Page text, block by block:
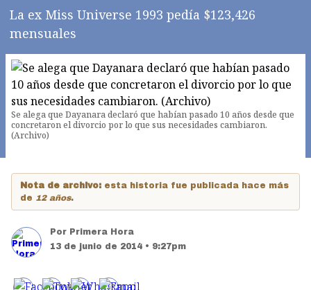
La ex Miss Universe 1993 pedía $123,426
mensuales
Se alega que Dayanara declaró que habían pasado 10 años desde que
concretaron el divorcio por lo que sus necesidades cambiaron.
(Archivo)
Nota de archivo: esta historia fue publicada hace más
de 12 años.
Por Primera Hora
13 de junio de 2014 • 9:27pm